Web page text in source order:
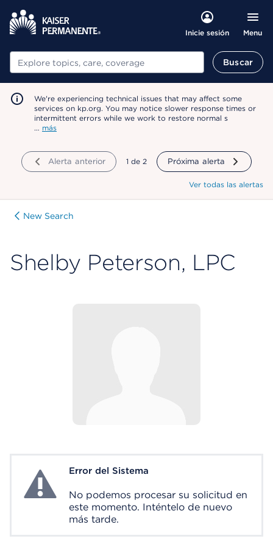
Inicie sesión Menu
Buscar Buscar
We're experiencing technical issues that may affect some
services on kp.org. You may notice slower response times or
intermittent errors while we work to restore normal s
… más
Alerta anterior mostrando
1 de 2 Próxima alerta
Ver todas las alertas
New Search
Shelby Peterson, LPC
System ErrorError del Sistema
No podemos procesar su solicitud en
este momento. Inténtelo de nuevo
más tarde.